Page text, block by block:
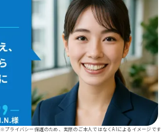
※プライバシー保護のため、実際のご本人ではなくAIによるイメージです